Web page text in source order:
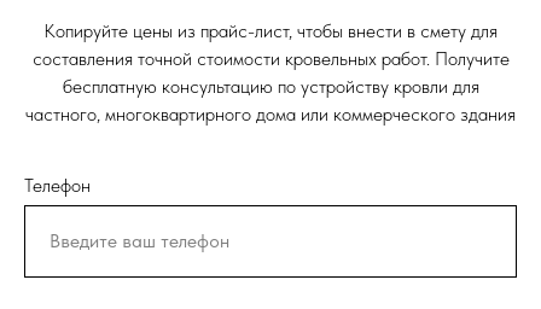
Копируйте цены из прайс-лист, чтобы внести в смету для
составления точной стоимости кровельных работ. Получите
бесплатную консультацию по устройству кровли для
частного, многоквартирного дома или коммерческого здания
Телефон